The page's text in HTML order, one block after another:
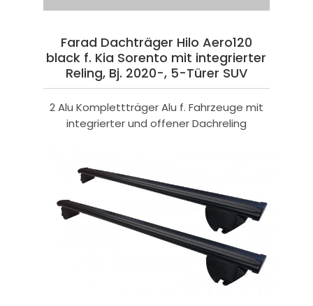
Farad Dachträger Hilo Aero120
black f. Kia Sorento mit integrierter
Reling, Bj. 2020-, 5-Türer SUV
2 Alu Komplettträger Alu f. Fahrzeuge mit
integrierter und offener Dachreling